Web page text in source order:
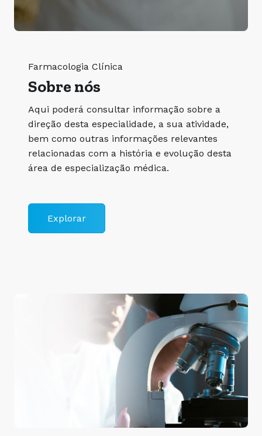
Farmacologia Clínica
Sobre nós
Aqui poderá consultar informação sobre a
direção desta especialidade, a sua atividade,
bem como outras informações relevantes
relacionadas com a história e evolução desta
área de especialização médica.
Explorar